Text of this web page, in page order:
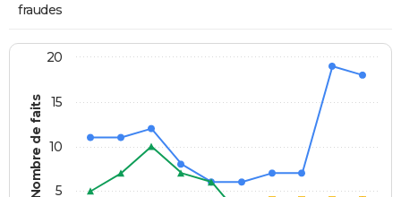
fraudes
Nombre de faits 5
10
15
20